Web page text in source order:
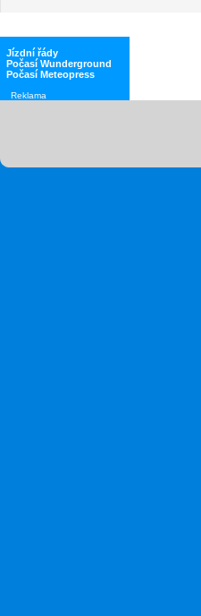
Jízdní řády
Počasí Wunderground
Počasí Meteopress
Reklama